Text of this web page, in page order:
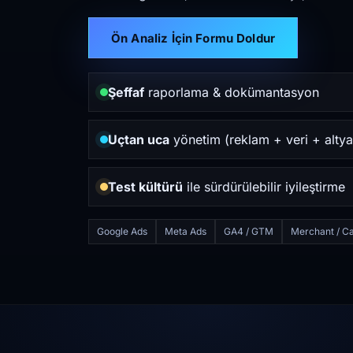
Ön Analiz İçin Formu Doldur
Şeffafraporlama & dokümantasyon
Uçtan uca yönetim (reklam + veri +
Test kültürü ile sürdürülebilir iyileştirme
Google Ads Meta Ads GA4 / GTM Merchant /